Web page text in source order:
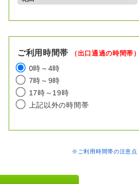
ご利用時間帯 （出口通過の時間帯
0時～4時
7時～9時
17時～19時
上記以外の時間帯
※ご利用時間帯の注意